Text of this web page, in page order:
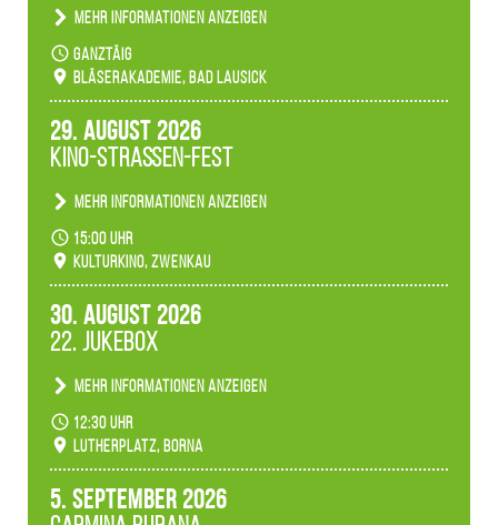
Mehr Informationen anzeigen
Teilnahme der Bläserklassen.
ganztäig
Bläserakademie, Bad Lausick
29. August 2026
Kino-Straßen-Fest
Mehr Informationen anzeigen
Konzert unserer Zwenkauer Schüler und
Schülerinnen zum Fest des Kulturkinos.
15:00 Uhr
Kulturkino, Zwenkau
30. August 2026
22. Jukebox
Mehr Informationen anzeigen
Anlässlicher der 775-Jahrfeier der Stadt Borna
spielen wir noch einmal unser aktuelles
Jukeboxprogramm zum Stadtfest.
12:30 Uhr
Lutherplatz, Borna
5. September 2026